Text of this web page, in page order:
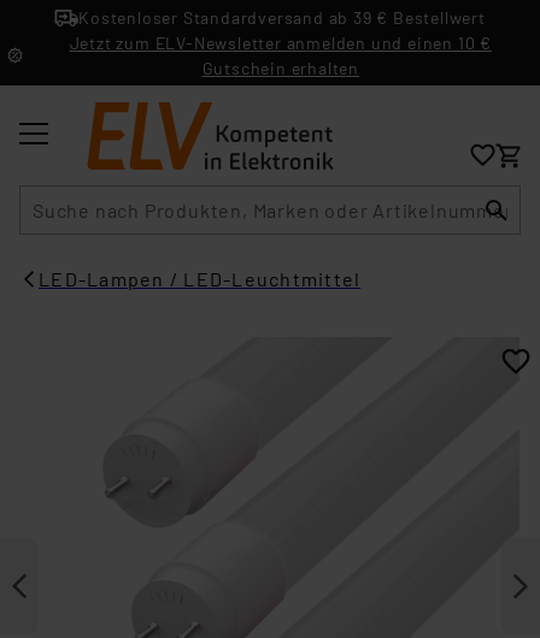
Kostenloser Standardversand ab 39 € Bestellwert
Jetzt zum ELV-Newsletter anmelden und einen 10 €
Gutschein erhalten
LED-Lampen / LED-Leuchtmittel